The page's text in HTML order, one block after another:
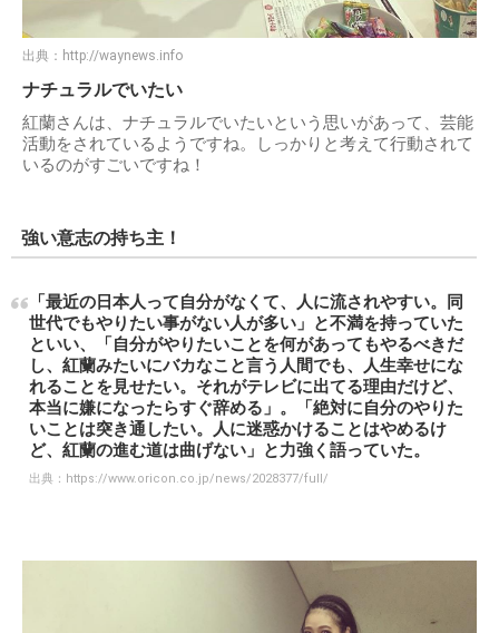
出典： http://waynews.info
ナチュラルでいたい
紅蘭さんは、ナチュラルでいたいという思いがあって、芸能
活動をされているようですね。しっかりと考えて行動されて
いるのがすごいですね！
強い意志の持ち主！
「最近の日本人って自分がなくて、人に流されやすい。同
世代でもやりたい事がない人が多い」と不満を持っていた
といい、「自分がやりたいことを何があってもやるべきだ
し、紅蘭みたいにバカなこと言う人間でも、人生幸せにな
れることを見せたい。それがテレビに出てる理由だけど、
本当に嫌になったらすぐ辞める」。「絶対に自分のやりた
いことは突き通したい。人に迷惑かけることはやめるけ
ど、紅蘭の進む道は曲げない」と力強く語っていた。
出典： https://www.oricon.co.jp/news/2028377/full/